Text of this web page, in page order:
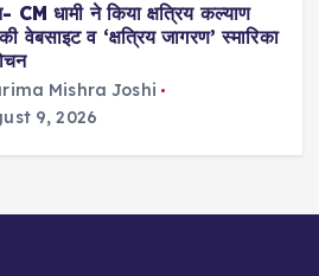
CM धामी ने किया क्षत्रिय कल्याण
वेबसाइट व ‘क्षत्रिय जागरण’ स्मारिका
Mishra Joshi
9, 2026